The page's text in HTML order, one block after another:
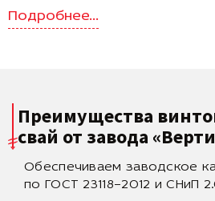
подбирать опоры в
промерзания и особенностей
размеров и исполнения.
Назначение и требования к
Деревянные дома, несмотря на
небольшой вес по сравнению с
Преимущества
свай от завода
Обеспечиваем заводское
по ГОСТ 23118–2012 и СНиП